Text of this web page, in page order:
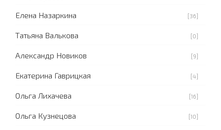
Елена Назаркина [36]
Татьяна Валькова [0]
Александр Новиков [9]
Екатерина Гаврицкая [4]
Ольга Лихачева [16]
Ольга Кузнецова [10]